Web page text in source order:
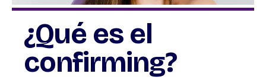
¿Qué es el
confirming?